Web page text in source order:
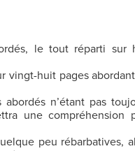
le tout réparti sur
vingt-huit pages
abordés n’étant pas
une compréhension
peu rébarbatives,